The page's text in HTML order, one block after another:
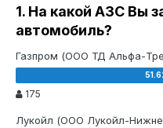
1. На какой АЗС Вы
автомобиль?
Газпром (ООО ТД Альфа-
175
Лукойл (ООО Лукойл-